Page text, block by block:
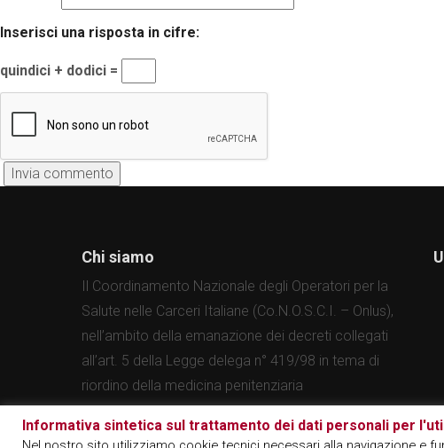
Inserisci una risposta in cifre:
quindici + dodici =
Chi siamo
Il Coordinamento Nazionale degli Operatori per la
Salute nelle Carceri Italiane (Co.N.O.S.C.I. – Onlus),
nell’ambito della emanazione dei decreti collegati
all’art. 5 della Legge delega n° 419/98 in tema di
riordino della medicina penitenziaria
© 1997-2026. Designed by3Nastri
Informativa sintetica sul trattamento dei dati personali per